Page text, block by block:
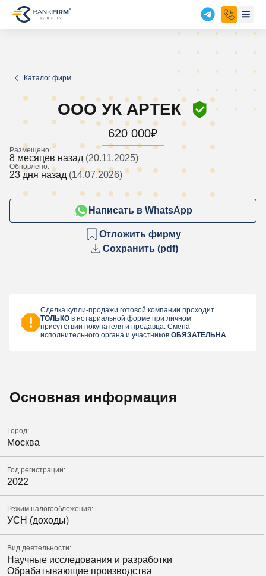
Каталог фирм
ООО УК АРТЕК
620 000₽
Размещено:
8 месяцев назад (20.11.2025)
Обновлено:
23 дня назад (14.07.2026)
Написать в WhatsApp
Отложить фирму
Сохранить (pdf)
Сделка купли-продажи готовой компании проходит
ТОЛЬКО в нотариальной форме при личном
присутствии покупателя и продавца. Смена
исполнительного органа и участников ОБЯЗАТЕЛЬНА.
Основная информация
Город:
Москва
Год регистрации:
2022
Режим налогообложения:
УСН (доходы)
Вид деятельности:
Научные исследования и разработки
Обрабатывающие производства